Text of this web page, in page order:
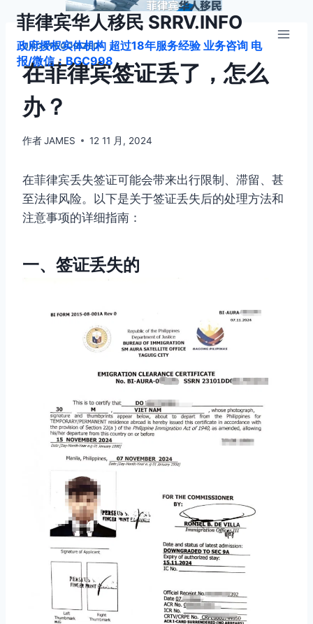
菲律宾华人移民 SRRV.INFO
政府授权实体机构 超过18年服务经验 业务咨询 电
报/微信：BGC998
UNCATEGORIZED
在菲律宾签证丢了，怎么
办？
作者JAMES 12 11 月, 2024
在菲律宾丢失签证可能会带来出行限制、滞留、甚
至法律风险。以下是关于签证丢失后的处理方法和
注意事项的详细指南：
一、签证丢失的